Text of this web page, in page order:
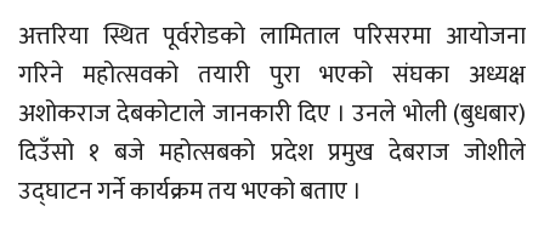
अत्तरिया स्थित पूर्वरोडको लामिताल परिसरमा आयोजना
गरिने महोत्सवको तयारी पुरा भएको संघका अध्यक्ष
अशोकराज देबकोटाले जानकारी दिए । उनले भोली (बुधबार)
दिउँसो १ बजे महोत्सबको प्रदेश प्रमुख देबराज जोशीले
उद्घाटन गर्ने कार्यक्रम तय भएको बताए ।